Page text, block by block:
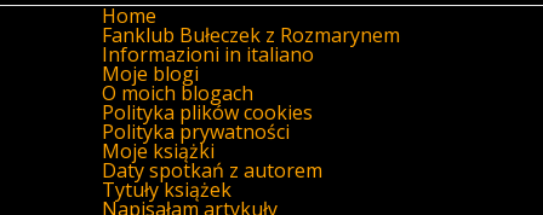
Home
Fanklub Bułeczek z Rozmarynem
Informazioni in italiano
Moje blogi
O moich blogach
Polityka plików cookies
Polityka prywatności
Moje książki
Daty spotkań z autorem
Tytuły książek
Napisałam artykuły